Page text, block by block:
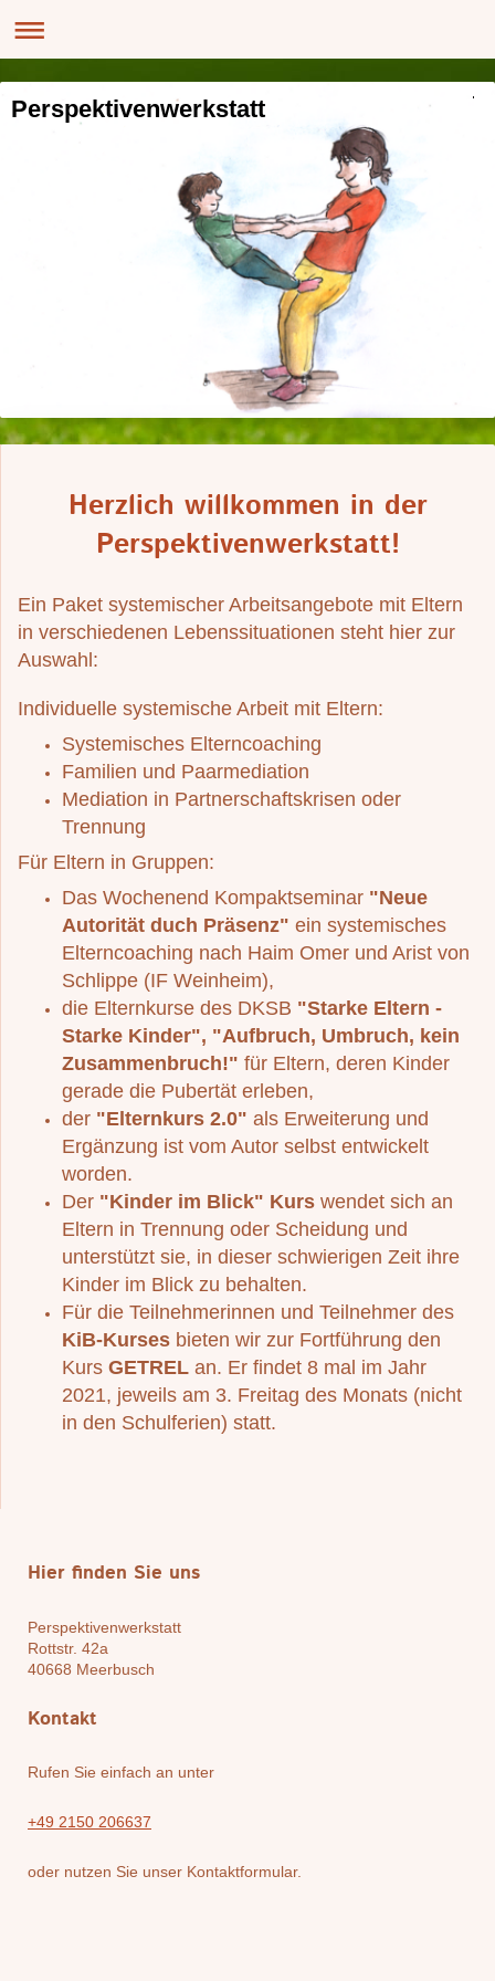
Perspektivenwerkstatt
Herzlich willkommen in der
Perspektivenwerkstatt!
Ein Paket systemischer Arbeitsangebote mit Eltern
in verschiedenen Lebenssituationen steht hier zur
Auswahl:
Individuelle systemische Arbeit mit Eltern:
Systemisches Elterncoaching
Familien und Paarmediation
Mediation in Partnerschaftskrisen oder
Trennung
Für Eltern in Gruppen:
Das Wochenend Kompaktseminar "Neue
Autorität duch Präsenz" ein systemisches
Elterncoaching nach Haim Omer und Arist von
Schlippe (IF Weinheim),
die Elternkurse des DKSB "Starke Eltern -
Starke Kinder", "Aufbruch, Umbruch, kein
Zusammenbruch!" für Eltern, deren Kinder
gerade die Pubertät erleben,
der "Elternkurs 2.0" als Erweiterung und
Ergänzung ist vom Autor selbst entwickelt
worden.
Der "Kinder im Blick" Kurs wendet sich an
Eltern in Trennung oder Scheidung und
unterstützt sie, in dieser schwierigen Zeit ihre
Kinder im Blick zu behalten.
Für die Teilnehmerinnen und Teilnehmer des
KiB-Kurses bieten wir zur Fortführung den
Kurs GETREL an. Er findet 8 mal im Jahr
2021, jeweils am 3. Freitag des Monats (nicht
in den Schulferien) statt.
Hier finden Sie uns
Perspektivenwerkstatt
Rottstr. 42a
40668 Meerbusch
Kontakt
Rufen Sie einfach an unter
+49 2150 206637
oder nutzen Sie unser Kontaktformular.